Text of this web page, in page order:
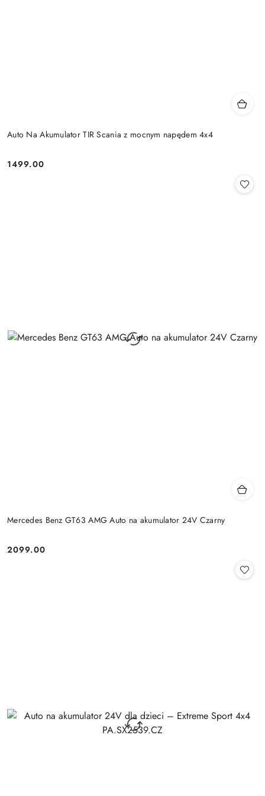
Auto Na Akumulator TIR Scania z mocnym napędem 4x4
Cena:
1499.00
Mercedes Benz GT63 AMG Auto na akumulator 24V Czarny
Cena:
2099.00